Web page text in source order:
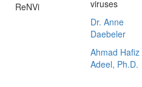
ReNVi
viruses
Dr. Anne
Daebeler
Ahmad Hafiz
Adeel, Ph.D.